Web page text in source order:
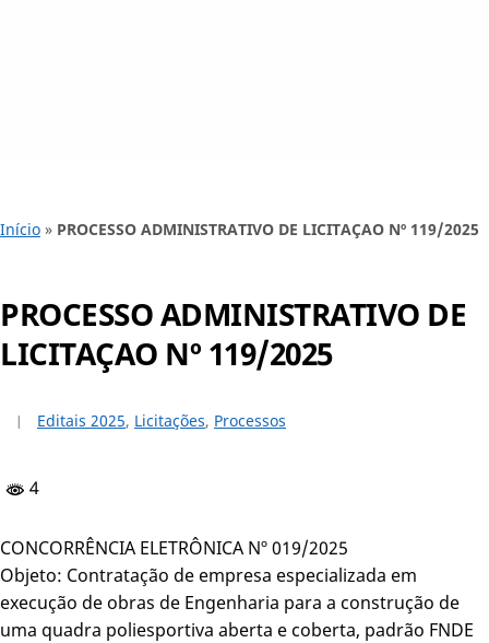
Início » PROCESSO ADMINISTRATIVO DE LICITAÇAO Nº 119/2025
PROCESSO ADMINISTRATIVO DE
LICITAÇAO Nº 119/2025
Editais 2025, Licitações, Processos
4
CONCORRÊNCIA ELETRÔNICA Nº 019/2025
Objeto: Contratação de empresa especializada em
execução de obras de Engenharia para a construção de
uma quadra poliesportiva aberta e coberta, padrão FNDE